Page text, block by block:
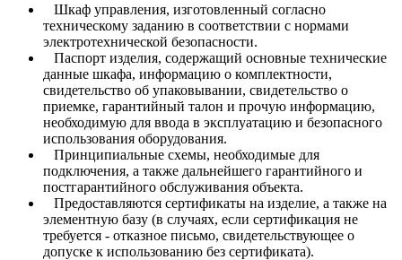
Шкаф управления, изготовленный согласно
техническому заданию в соответствии с нормами
электротехнической безопасности.
Паспорт изделия, содержащий основные технические
данные шкафа, информацию о комплектности,
свидетельство об упаковывании, свидетельство о
приемке, гарантийный талон и прочую информацию,
необходимую для ввода в эксплуатацию и безопасного
использования оборудования.
Принципиальные схемы, необходимые для
подключения, а также дальнейшего гарантийного и
постгарантийного обслуживания объекта.
Предоставляются сертификаты на изделие, а также на
элементную базу (в случаях, если сертификация не
требуется - отказное письмо, свидетельствующее о
допуске к использованию без сертификата).